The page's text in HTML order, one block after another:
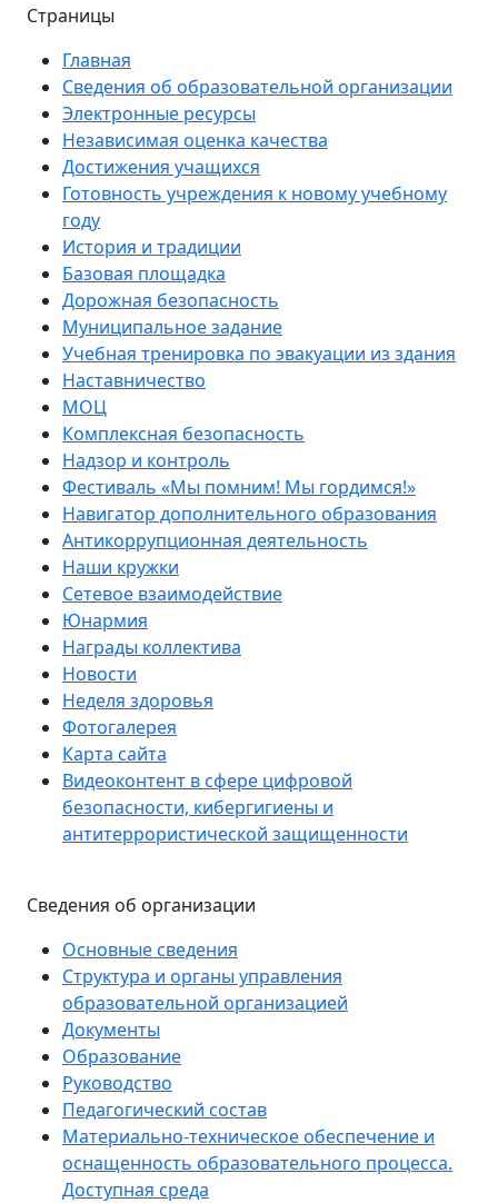
Страницы
Главная
Сведения об образовательной организации
Электронные ресурсы
Независимая оценка качества
Достижения учащихся
Готовность учреждения к новому учебному
году
История и традиции
Базовая площадка
Дорожная безопасность
Муниципальное задание
Учебная тренировка по эвакуации из здания
Наставничество
МОЦ
Комплексная безопасность
Надзор и контроль
Фестиваль «Мы помним! Мы гордимся!»
Навигатор дополнительного образования
Антикоррупционная деятельность
Наши кружки
Сетевое взаимодействие
Юнармия
Награды коллектива
Новости
Неделя здоровья
Фотогалерея
Карта сайта
Видеоконтент в сфере цифровой
безопасности, кибергигиены и
антитеррористической защищенности
Сведения об организации
Основные сведения
Структура и органы управления
образовательной организацией
Документы
Образование
Руководство
Педагогический состав
Материально-техническое обеспечение и
оснащенность образовательного процесса.
Доступная среда